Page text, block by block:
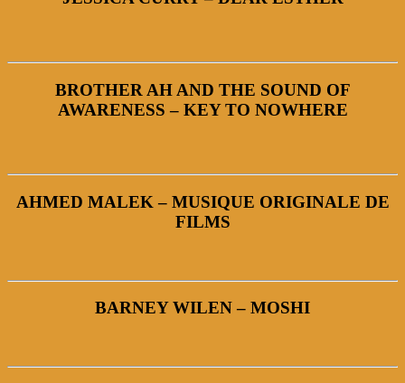
BROTHER AH AND THE SOUND OF
AWARENESS – KEY TO NOWHERE
AHMED MALEK – MUSIQUE ORIGINALE DE
FILMS
BARNEY WILEN – MOSHI